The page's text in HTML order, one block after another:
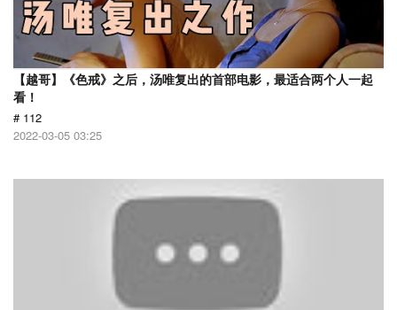
【越哥】《色戒》之后，汤唯复出的首部电影，最适合两个人一起
看！
# 112
2022-03-05 03:25